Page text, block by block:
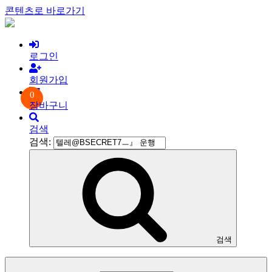
콘텐츠로 바로가기
로그인
회원가입
0
장바구니
검색
검색:
검색